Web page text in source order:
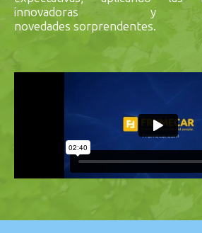
innovadoras y
novedades sorprendentes.